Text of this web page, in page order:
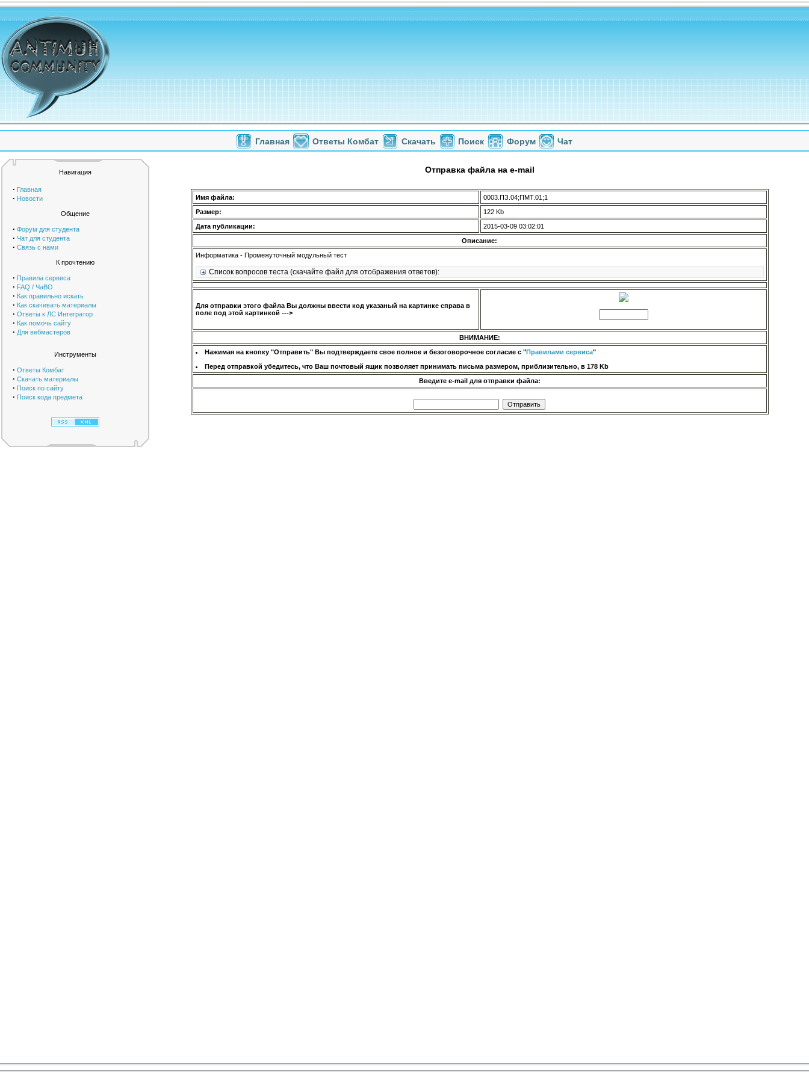
Главная Ответы Комбат Скачать Поиск Форум Чат
Навигация
· Главная
· Новости
Общение
· Форум для студента
· Чат для студента
· Связь с нами
К прочтению
· Правила сервиса
· FAQ / ЧаВО
· Как правильно искать
· Как скачивать материалы
· Ответы к ЛС Интегратор
· Как помочь сайту
· Для вебмастеров
Инструменты
· Ответы Комбат
· Скачать материалы
· Поиск по сайту
· Поиск кода предмета
Отправка файла на e-mail
Имя файла:
0003.ПЗ.04;ПМТ.01;1
Размер:
122 Kb
Дата публикации:
2015-03-09 03:02:01
Описание:
Информатика - Промежуточный модульный тест
Список вопросов теста (скачайте файл для отображения ответов):
Для отправки этого файла Вы должны ввести код указаный на картинке справа в
поле под этой картинкой --->
ВНИМАНИЕ:
Нажимая на кнопку "Отправить" Вы подтверждаете свое полное и безоговорочное согласие с "Правилами сервиса"
Перед отправкой убедитесь, что Ваш почтовый ящик позволяет принимать письма размером, приблизительно, в 178 Kb
Введите e-mail для отправки файла: